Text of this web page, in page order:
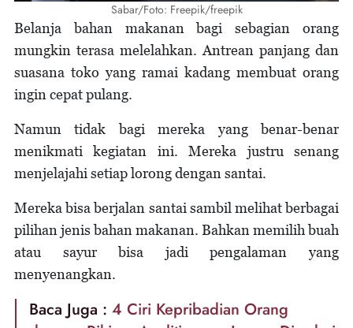
Sabar/Foto: Freepik/freepik
Belanja bahan makanan bagi sebagian orang
mungkin terasa melelahkan. Antrean panjang dan
suasana toko yang ramai kadang membuat orang
ingin cepat pulang.
Namun tidak bagi mereka yang benar-benar
menikmati kegiatan ini. Mereka justru senang
menjelajahi setiap lorong dengan santai.
Mereka bisa berjalan santai sambil melihat berbagai
pilihan jenis bahan makanan. Bahkan memilih buah
atau sayur bisa jadi pengalaman yang
menyenangkan.
Baca Juga : 4 Ciri Kepribadian Orang